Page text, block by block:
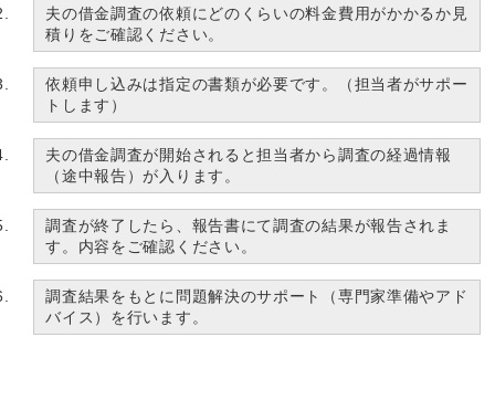
夫の借金調査の依頼にどのくらいの料金費用がかかるか見
積りをご確認ください。
依頼申し込みは指定の書類が必要です。（担当者がサポー
トします）
夫の借金調査が開始されると担当者から調査の経過情報
（途中報告）が入ります。
調査が終了したら、報告書にて調査の結果が報告されま
す。内容をご確認ください。
調査結果をもとに問題解決のサポート（専門家準備やアド
バイス）を行います。